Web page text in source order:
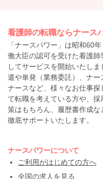
看護師の転職ならナース
「ナースパワー」は昭和60
働大臣の認可を受けた看護
してサービスを開始いたし
遣や単発（業務委託）、ナ
ナースなど、様々なお仕事
て転職を考えている方や、
策はもちろん、履歴書作成
徹底サポートいたします。
ナースパワーについて
ご利用がはじめての方へ
全国の求人を見る